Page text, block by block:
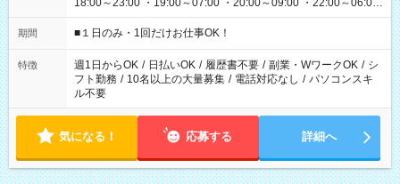
18:00～23:00 ・19:00～07:00 ・20:00～09:00 ・22:00～06:00
etc ★最短で3時間で5,120円のお仕事から 15時間で2万円近く稼
げるお仕事も！ ご希望のお時間に合わせてご紹介！ ※シフトは
ください！
期間 ■１日のみ・1回だけお仕事OK！
特徴 週1日からOK / 日払いOK / 履歴書不要 / 副業・WワークOK / シ
フト勤務 / 10名以上の大量募集 / 電話対応なし / パソコンスキ
ル不要
気になる！ 応募する 詳細へ